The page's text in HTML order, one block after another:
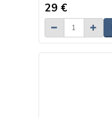
29 €